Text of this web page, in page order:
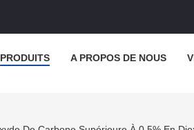
PRODUITS A PROPOS DE NOUS